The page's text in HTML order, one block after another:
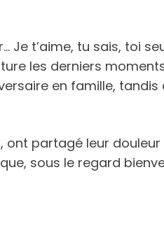
t’aime, tu sais, toi
les derniers
en famille,
partagé leur
sous le regard